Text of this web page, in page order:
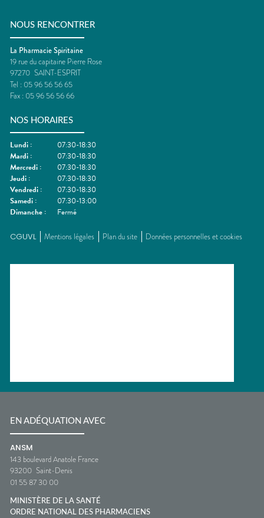
NOUS RENCONTRER
La Pharmacie Spiritaine
19 rue du capitaine Pierre Rose
97270 SAINT-ESPRIT
Tel : 05 96 56 56 65
Fax : 05 96 56 56 66
NOS HORAIRES
Lundi :
07:30-18:30
Mardi :
07:30-18:30
Mercredi :
07:30-18:30
Jeudi :
07:30-18:30
Vendredi :
07:30-18:30
Samedi :
07:30-13:00
Dimanche : Fermé
CGUVL Mentions légales Plan du site Données personnelles et cookies
EN ADÉQUATION AVEC
ANSM
143 boulevard Anatole France
93200 Saint-Denis
01 55 87 30 00
MINISTÈRE DE LA SANTÉ
ORDRE NATIONAL DES PHARMACIENS